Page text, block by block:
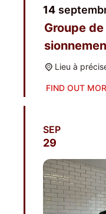
14
Groupe
Lieu à
FIND OUT
SEP
29